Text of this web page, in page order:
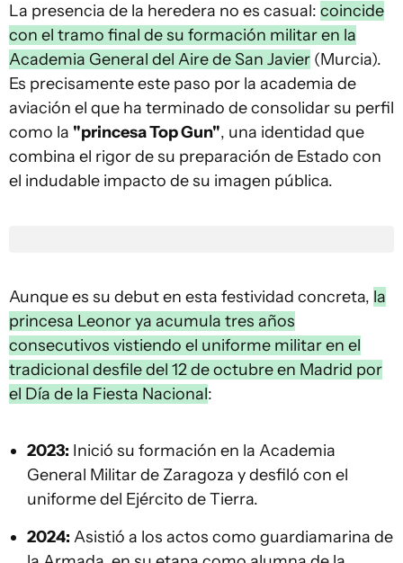
La presencia de la heredera no es casual: coincide
con el tramo final de su formación militar en la
Academia General del Aire de San Javier (Murcia).
Es precisamente este paso por la academia de
aviación el que ha terminado de consolidar su perfil
como la "princesa Top Gun", una identidad que
combina el rigor de su preparación de Estado con
el indudable impacto de su imagen pública.
Aunque es su debut en esta festividad concreta, la
princesa Leonor ya acumula tres años
consecutivos vistiendo el uniforme militar en el
tradicional desfile del 12 de octubre en Madrid por
el Día de la Fiesta Nacional:
2023: Inició su formación en la Academia
General Militar de Zaragoza y desfiló con el
uniforme del Ejército de Tierra.
2024: Asistió a los actos como guardiamarina de